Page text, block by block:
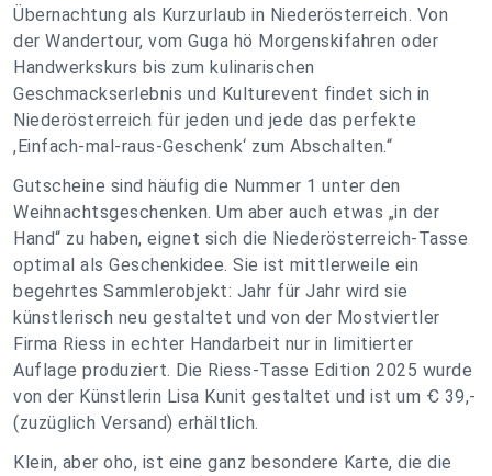
Übernachtung als Kurzurlaub in Niederösterreich. Von
der Wandertour, vom Guga hö Morgenskifahren oder
Handwerkskurs bis zum kulinarischen
Geschmackserlebnis und Kulturevent findet sich in
Niederösterreich für jeden und jede das perfekte
,Einfach-mal-raus-Geschenk‘ zum Abschalten.“
Gutscheine sind häufig die Nummer 1 unter den
Weihnachtsgeschenken. Um aber auch etwas „in der
Hand“ zu haben, eignet sich die Niederösterreich-Tasse
optimal als Geschenkidee. Sie ist mittlerweile ein
begehrtes Sammlerobjekt: Jahr für Jahr wird sie
künstlerisch neu gestaltet und von der Mostviertler
Firma Riess in echter Handarbeit nur in limitierter
Auflage produziert. Die Riess-Tasse Edition 2025 wurde
von der Künstlerin Lisa Kunit gestaltet und ist um Ꞓ 39,-
(zuzüglich Versand) erhältlich.
Klein, aber oho, ist eine ganz besondere Karte, die die